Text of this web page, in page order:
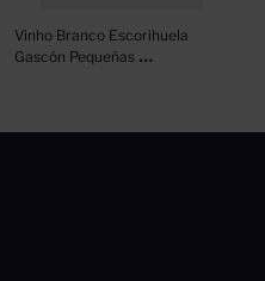
Vinho Branco Escorihuela
Gascón Pequeñas